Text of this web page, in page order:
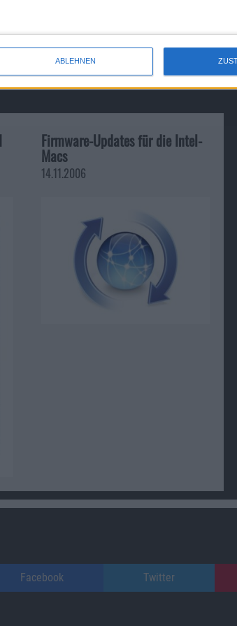
ABLEHNEN
MAG - Massive Action Game im T…
Firmware-Updates für die Intel-
Macs
14.11.2006
Facebook Twitter